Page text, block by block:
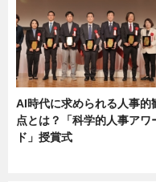
AI時代に求められる人事的
点とは？「科学的人事アワ
ド」授賞式